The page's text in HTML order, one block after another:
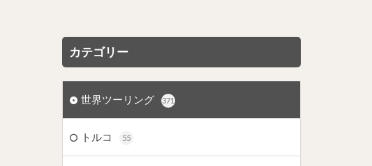
カテゴリー
世界ツーリング 371
トルコ 55